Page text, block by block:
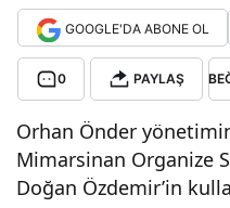
GOOGLE'DA ABONE OL
0 PAYLAŞ
Orhan Önder
Mimarsinan Organize
Doğan Özdemir’in
de
işçi
serv
Küçük 100%
Varsayılana
dön